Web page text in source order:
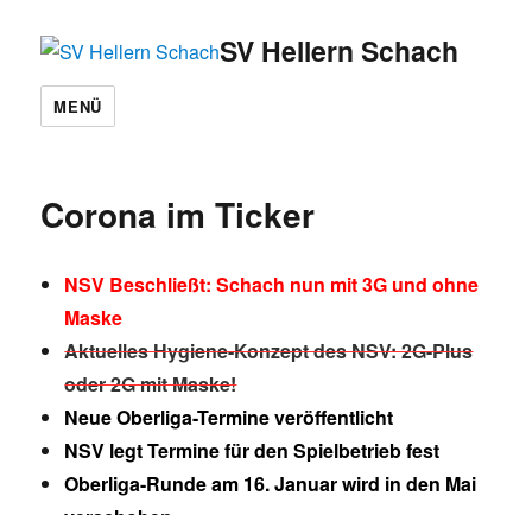
SV Hellern Schach
MENÜ
Corona im Ticker
NSV Beschließt: Schach nun mit 3G und ohne
Maske
Aktuelles Hygiene-Konzept des NSV: 2G-Plus
oder 2G mit Maske!
Neue Oberliga-Termine veröffentlicht
NSV legt Termine für den Spielbetrieb fest
Oberliga-Runde am 16. Januar wird in den Mai